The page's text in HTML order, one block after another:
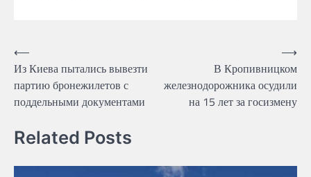
Навігація
записів
⟵
Из Киева пытались вывезти
партию бронежилетов с
поддельными документами
В Кропивницком
железнодорожника осудили
на 15 лет за госизмену
⟶
Related Posts